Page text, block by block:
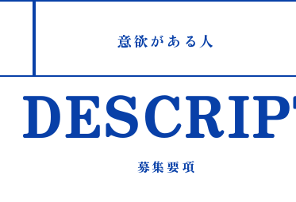
意欲がある人
募集要項